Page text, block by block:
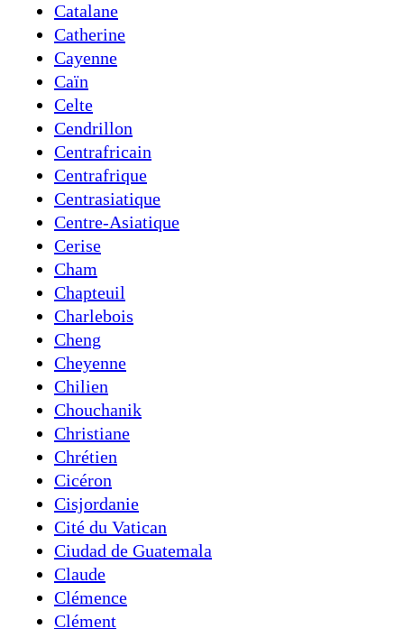
Catalane
Catherine
Cayenne
Caïn
Celte
Cendrillon
Centrafricain
Centrafrique
Centrasiatique
Centre-Asiatique
Cerise
Cham
Chapteuil
Charlebois
Cheng
Cheyenne
Chilien
Chouchanik
Christiane
Chrétien
Cicéron
Cisjordanie
Cité du Vatican
Ciudad de Guatemala
Claude
Clémence
Clément